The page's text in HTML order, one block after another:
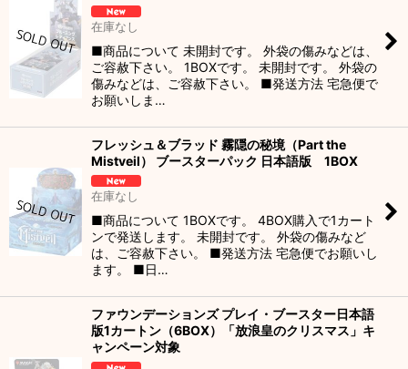
在庫なし
■商品について 未開封です。 外袋の傷みなどは、
ご容赦下さい。 1BOXです。 未開封です。 外袋の
傷みなどは、ご容赦下さい。 ■発送方法 宅急便で
お願いしま…
フレッシュ＆ブラッド 霧隠の秘境（Part the
Mistveil） ブースターパック 日本語版 1BOX
在庫なし
■商品について 1BOXです。 4BOX購入で1カート
ンで発送します。 未開封です。 外袋の傷みなど
は、ご容赦下さい。 ■発送方法 宅急便でお願いし
ます。 ■日…
ファウンデーションズ プレイ・ブースター日本語
版1カートン（6BOX）「放浪皇のクリスマス」キ
ャンペーン対象